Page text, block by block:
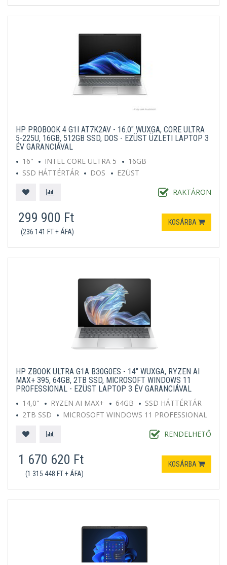
HP PROBOOK 4 G1I AT7K2AV - 16.0" WUXGA, CORE ULTRA
5-225U, 16GB, 512GB SSD, DOS - EZÜST ÜZLETI LAPTOP 3
ÉV GARANCIÁVAL
16"
INTEL CORE ULTRA 5
16GB
SSD HÁTTÉRTÁR
DOS EZÜST
RAKTÁRON
299 900 Ft
(236 141 FT + ÁFA)
KOSÁRBA
HP ZBOOK ULTRA G1A B30G0ES - 14" WUXGA, RYZEN AI
MAX+ 395, 64GB, 2TB SSD, MICROSOFT WINDOWS 11
PROFESSIONAL - EZÜST LAPTOP 3 ÉV GARANCIÁVAL
14,0"
RYZEN AI MAX+ 64GB
SSD HÁTTÉRTÁR
2TB SSD
MICROSOFT WINDOWS 11 PROFESSIONAL
RENDELHETŐ
1 670 620 Ft
(1 315 448 FT + ÁFA)
KOSÁRBA